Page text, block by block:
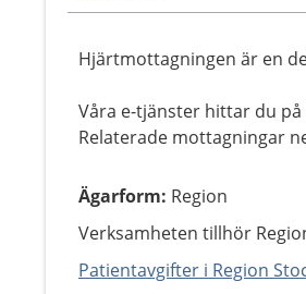
Hjärtmottagningen är en
Våra e-tjänster hittar du
Relaterade mottagningar
Ägarform: Region
Verksamheten tillhör
Patientavgifter i Region